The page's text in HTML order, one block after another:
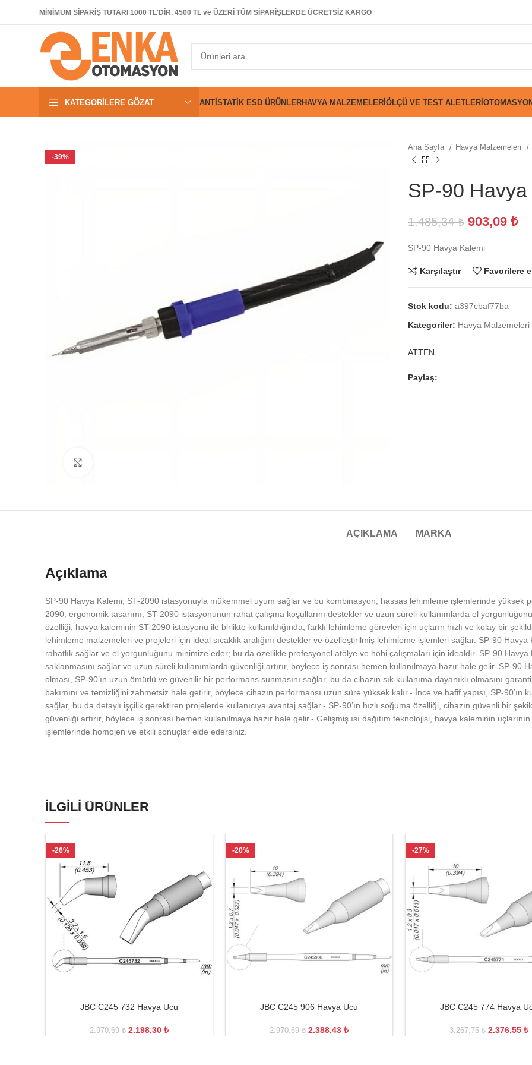
MİNİMUM SİPARİŞ TUTARI 1000 TL'DİR. 4500 TL ve ÜZERİ TÜM SİPARİŞLERDE ÜCRETSİZ KARGO
KATEGORILERE GÖZAT ANTISTATIK ESD ÜRÜNLERHAVYA MALZEMELERIÖLÇÜ VE TEST ALETLERI
-39%
Ana Sayfa Havya Malzemeleri
SP-90
1.485,34₺ 903,09 ₺
SP-90 Havya Kalemi
Karşılaştır Favorilere
Stok kodu: a397cbaf77ba
Kategoriler: Havya Malzemeleri
ATTEN
Paylaş:
AÇIKLAMA MARKA
Açıklama
SP-90 Havya Kalemi, ST-2090 istasyonuyla mükemmel uyum sağlar ve bu kombinasyon, hassas lehimleme işlemlerinde yüksek
2090, ergonomik tasarımı, ST-2090 istasyonunun rahat çalışma koşullarını destekler ve uzun süreli kullanımlarda el yorgunluğunu
özelliği, havya kaleminin ST-2090 istasyonu ile birlikte kullanıldığında, farklı lehimleme görevleri için uçların hızlı ve kolay bir
lehimleme malzemeleri ve projeleri için ideal sıcaklık aralığını destekler ve özelleştirilmiş lehimleme işlemleri sağlar. SP-90
rahatlık sağlar ve el yorgunluğunu minimize eder; bu da özellikle profesyonel atölye ve hobi çalışmaları için idealdir. SP-90
saklanmasını sağlar ve uzun süreli kullanımlarda güvenliği artırır, böylece iş sonrası hemen kullanılmaya hazır hale gelir. SP-90
olması, SP-90’ın uzun ömürlü ve güvenilir bir performans sunmasını sağlar, bu da cihazın sık kullanıma dayanıklı olmasını
bakımını ve temizliğini zahmetsiz hale getirir, böylece cihazın performansı uzun süre yüksek kalır.- İnce ve hafif yapısı, SP-90’ın
sağlar, bu da detaylı işçilik gerektiren projelerde kullanıcıya avantaj sağlar.- SP-90’ın hızlı soğuma özelliği, cihazın güvenli bir
güvenliği artırır, böylece iş sonrası hemen kullanılmaya hazır hale gelir.- Gelişmiş ısı dağıtım teknolojisi, havya kaleminin
işlemlerinde homojen ve etkili sonuçlar elde edersiniz.
İLGILI ÜRÜNLER
-26%
JBC C245 732 Havya Ucu
2.970,69₺ 2.198,30 ₺
-20%
JBC C245 906 Havya Ucu
2.970,69₺ 2.388,43 ₺
-27%
JBC C245 774 Havya
3.267,75₺ 2.376,55 ₺